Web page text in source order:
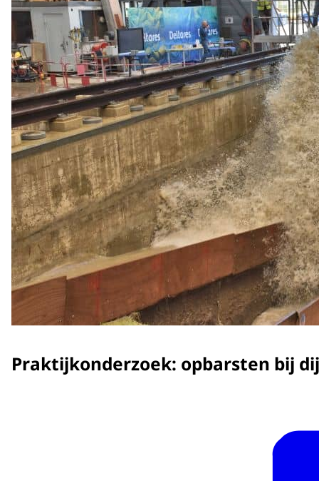
Praktijkonderzoek: opbarsten bij